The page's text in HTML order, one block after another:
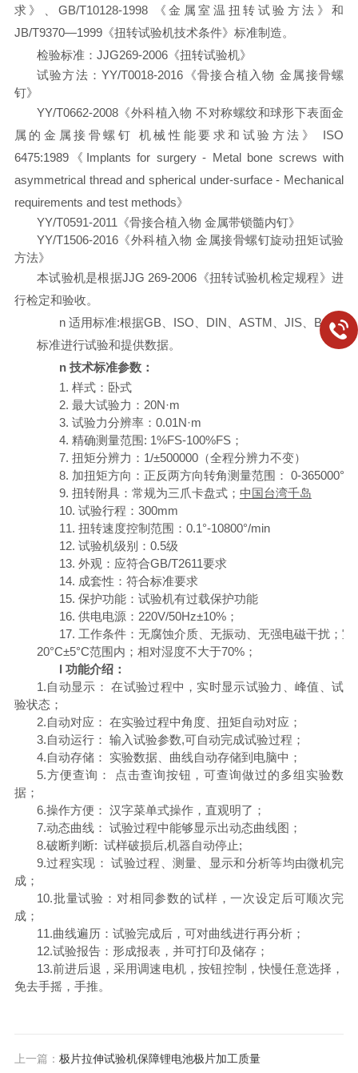
求》、GB/T10128-1998 《金属室温扭转试验方法》和
JB/T9370—1999《扭转试验机技术条件》标准制造。
检验标准：JJG269-2006《扭转试验机》
试验方法：YY/T0018-2016《骨接合植入物 金属接骨螺
钉》
YY/T0662-2008《外科植入物 不对称螺纹和球形下表面金
属的金属接骨螺钉 机械性能要求和试验方法》 ISO
6475:1989《Implants for surgery - Metal bone screws with
asymmetrical thread and spherical under-surface - Mechanical
requirements and test methods》
YY/T0591-2011《骨接合植入物 金属带锁髓内钉》
YY/T1506-2016《外科植入物 金属接骨螺钉旋动扭矩试验
方法》
本试验机是根据JJG 269-2006《扭转试验机检定规程》进
行检定和验收。
n 适用标准:根据GB、ISO、DIN、ASTM、JIS、BS等国
标准进行试验和提供数据。
n 技术标准参数：
1. 样式：卧式
2. 最大试验力：20N·m
3. 试验力分辨率：0.01N·m
4. 精确测量范围: 1%FS-100%FS；
7. 扭矩分辨力：1/±500000（全程分辨力不变）
8. 加扭矩方向：正反两方向转角测量范围： 0-365000°
9. 扭转附具：常规为三爪卡盘式； 中国台湾千岛
10. 试验行程：300mm
11. 扭转速度控制范围：0.1°-10800°/min
12. 试验机级别：0.5级
13. 外观：应符合GB/T2611要求
14. 成套性：符合标准要求
15. 保护功能：试验机有过载保护功能
16. 供电电源：220V/50Hz±10%；
17. 工作条件：无腐蚀介质、无振动、无强电磁干扰 ；室
20°C±5°C范围内；相对湿度不大于70%；
l 功能介绍：
1.自动显示： 在试验过程中，实时显示试验力、峰值、试
验状态；
2.自动对应： 在实验过程中角度、扭矩自动对应；
3.自动运行： 输入试验参数,可自动完成试验过程；
4.自动存储： 实验数据、曲线自动存储到电脑中；
5.方便查询： 点击查询按钮，可查询做过的多组实验数
据；
6.操作方便： 汉字菜单式操作，直观明了；
7.动态曲线： 试验过程中能够显示出动态曲线图；
8.破断判断: 试样破损后,机器自动停止;
9.过程实现： 试验过程、测量、显示和分析等均由微机完
成；
10.批量试验：对相同参数的试样，一次设定后可顺次完
成；
11.曲线遍历：试验完成后，可对曲线进行再分析；
12.试验报告：形成报表，并可打印及储存；
13.前进后退，采用调速电机，按钮控制，快慢任意选择，
免去手摇，手推。
上一篇： 极片拉伸试验机保障锂电池极片加工质量